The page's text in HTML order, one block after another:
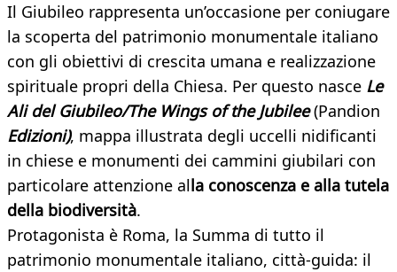
Il Giubileo rappresenta un’occasione per coniugare
la scoperta del patrimonio monumentale italiano
con gli obiettivi di crescita umana e realizzazione
spirituale propri della Chiesa. Per questo nasce Le
Ali del Giubileo/The Wings of the Jubilee(Pandion
Edizioni), mappa illustrata degli uccelli nidificanti
in chiese e monumenti dei cammini giubilari con
particolare attenzione alla conoscenza e alla tutela
della biodiversità.
Protagonista è Roma, la Summa di tutto il
patrimonio monumentale italiano, città-guida: il